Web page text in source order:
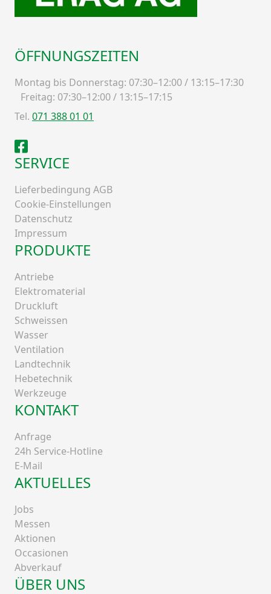
ÖFFNUNGSZEITEN
Montag bis Donnerstag: 07:30–12:00 / 13:15–17:30
Freitag: 07:30–12:00 / 13:15–17:15
Tel. 071 388 01 01
Facebook
SERVICE
Lieferbedingung AGB
Cookie-Einstellungen
Datenschutz
Impressum
PRODUKTE
Antriebe
Elektromaterial
Druckluft
Schweissen
Wasser
Ventilation
Landtechnik
Hebetechnik
Werkzeuge
KONTAKT
Anfrage
24h Service-Hotline
E-Mail
AKTUELLES
Jobs
Messen
Aktionen
Occasionen
Abverkauf
ÜBER UNS